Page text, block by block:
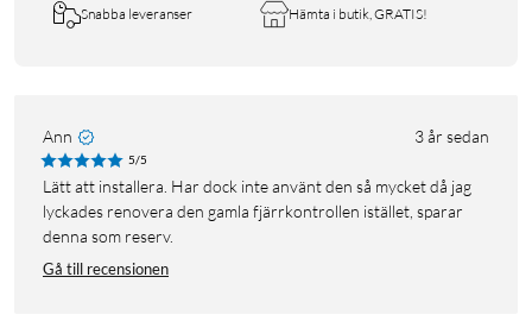
Snabba leveranser Hämta i butik, GRATIS!
Ann 3 år sedan
5/5
Lätt att installera. Har dock inte använt den så mycket då jag
lyckades renovera den gamla fjärrkontrollen istället, sparar
denna som reserv.
Gå till recensionen